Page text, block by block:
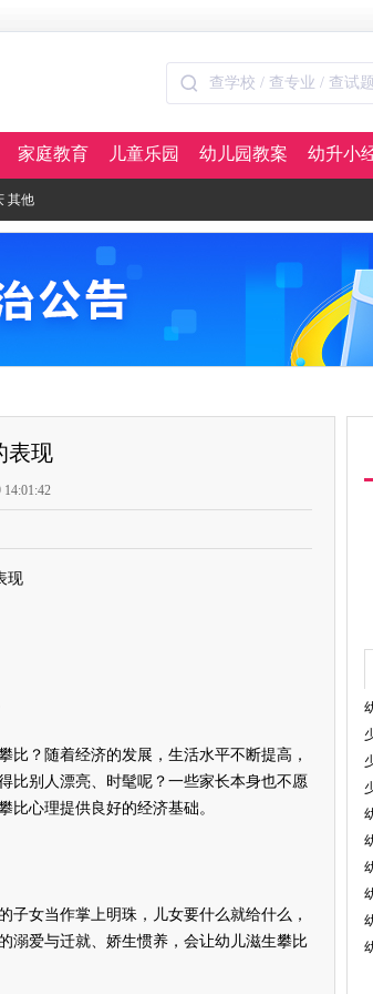
家庭教育 儿童乐园 幼儿园教案 幼升小
其他
表现
现
？随着经济的发展，生活水平不断提高，
比别人漂亮、时髦呢？一些家长本身也不愿
比心理提供良好的经济基础。
女当作掌上明珠，儿女要什么就给什么，
溺爱与迁就、娇生惯养，会让幼儿滋生攀比